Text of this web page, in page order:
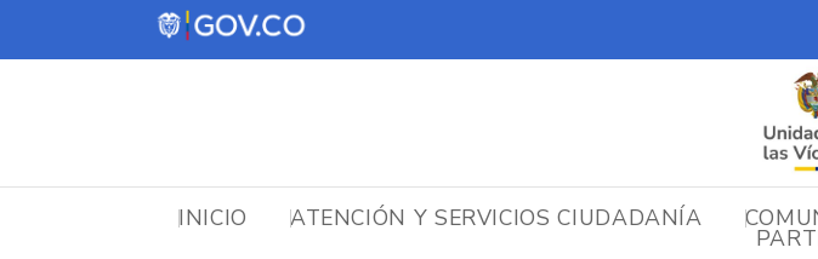
INICIO ATENCIÓN Y SERVICIOS CIUDADANÍA